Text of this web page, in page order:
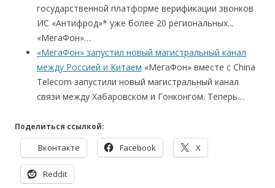
государственной платформе верификации звонков
ИС «Антифрод»* уже более 20 региональных...
«МегаФон»…
«МегаФон» запустил новый магистральный канал
между Россией и Китаем «МегаФон» вместе с China
Telecom запустили новый магистральный канал
связи между Хабаровском и Гонконгом. Теперь…
Поделиться ссылкой:
Вконтакте Facebook X
Reddit